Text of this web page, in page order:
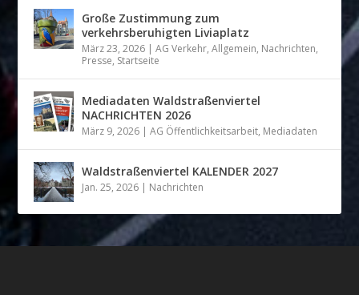
Große Zustimmung zum
verkehrsberuhigten Liviaplatz
März 23, 2026 |AG Verkehr,Allgemein, Nachrichten,
Presse, Startseite
Mediadaten Waldstraßenviertel
NACHRICHTEN 2026
März 9, 2026 |AG Öffentlichkeitsarbeit, Mediadaten
Waldstraßenviertel KALENDER 2027
Jan. 25, 2026 Nachrichten